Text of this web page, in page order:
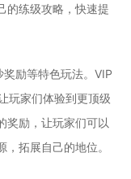
的练级攻略，快速提
励等特色玩法。VIP
玩家们体验到更顶级
奖励，让玩家们可以
拓展自己的地位。